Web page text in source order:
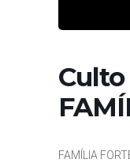
Culto
FAMÍLIA